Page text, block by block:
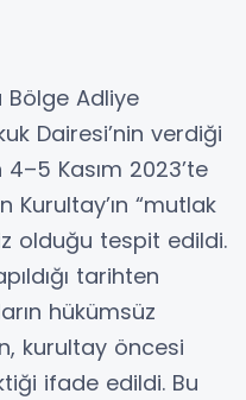
Adliye
Dairesi’nin verdiği
Kasım 2023’te
“mutlak
olduğu tespit edildi.
tarihten
hükümsüz
kurultay öncesi
ifade edildi. Bu